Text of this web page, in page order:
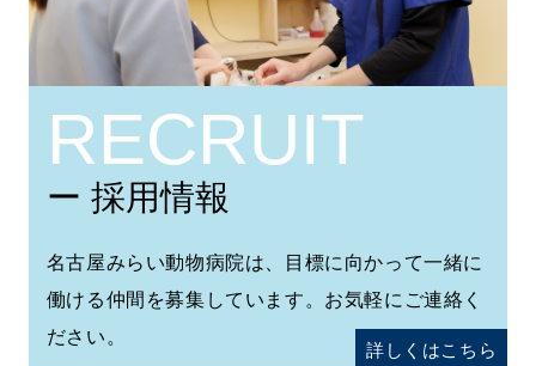
RECRUIT
ー 採用情報
名古屋みらい動物病院は、目標に向かって一緒に
働ける仲間を募集しています。お気軽にご連絡く
ださい。
詳しくはこちら